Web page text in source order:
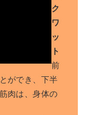
ク
ワ
ッ
ト
前
ができ、下半
肉は、身体の